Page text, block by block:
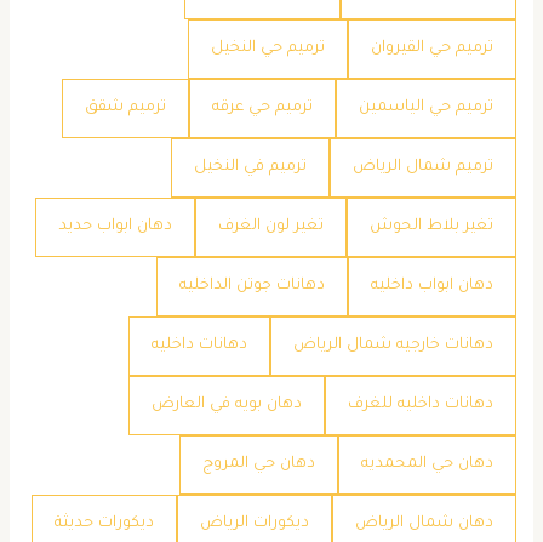
ترميم حي القيروان ترميم حي النخيل
ترميم حي الياسمين ترميم حي عرقه ترميم شقق
ترميم شمال الرياض ترميم في النخيل
تغير بلاط الحوش تغير لون الغرف دهان ابواب حديد
دهان ابواب داخليه دهانات جوتن الداخليه
دهانات خارجيه شمال الرياض دهانات داخليه
دهانات داخليه للغرف دهان بويه في العارض
دهان حي المحمديه دهان حي المروج
دهان شمال الرياض ديكورات الرياض ديكورات حديثة